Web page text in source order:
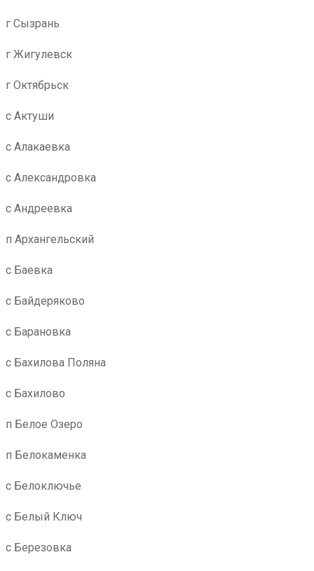
г Сызрань
г Жигулевск
г Октябрьск
с Актуши
с Алакаевка
с Александровка
с Андреевка
п Архангельский
с Баевка
с Байдеряково
с Барановка
с Бахилова Поляна
с Бахилово
п Белое Озеро
п Белокаменка
с Белоключье
с Белый Ключ
с Березовка